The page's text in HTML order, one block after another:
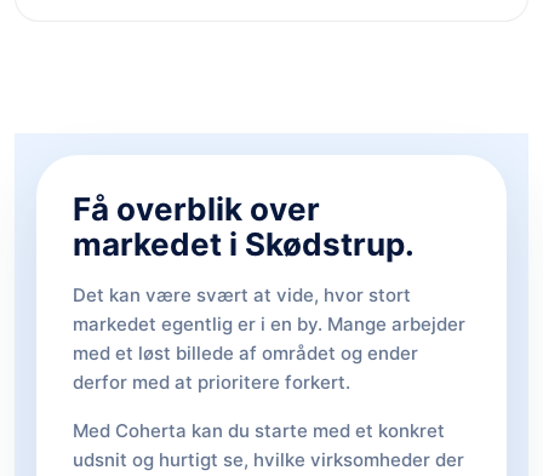
Få overblik over
markedet i Skødstrup.
Det kan være svært at vide, hvor stort
markedet egentlig er i en by. Mange arbejder
med et løst billede af området og ender
derfor med at prioritere forkert.
Med Coherta kan du starte med et konkret
udsnit og hurtigt se, hvilke virksomheder der